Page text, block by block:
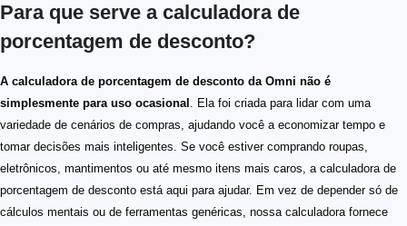
Para que serve a calculadora de
porcentagem de desconto?
A calculadora de porcentagem de desconto da Omni não é
simplesmente para uso ocasional . Ela foi criada para lidar com uma
variedade de cenários de compras, ajudando você a economizar tempo e
tomar decisões mais inteligentes. Se você estiver comprando roupas,
eletrônicos, mantimentos ou até mesmo itens mais caros, a calculadora de
porcentagem de desconto está aqui para ajudar. Em vez de depender só de
cálculos mentais ou de ferramentas genéricas, nossa calculadora fornece